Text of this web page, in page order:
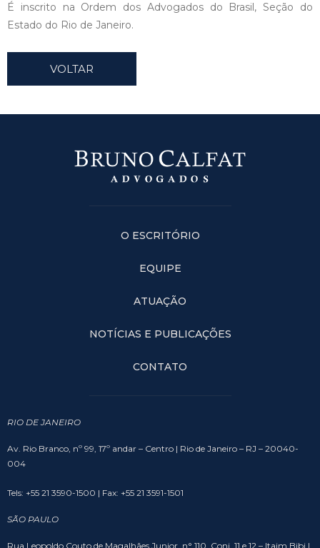
É inscrito na Ordem dos Advogados do Brasil, Seção do
Estado do Rio de Janeiro.
VOLTAR
O ESCRITÓRIO
EQUIPE
ATUAÇÃO
NOTÍCIAS E PUBLICAÇÕES
CONTATO
RIO DE JANEIRO
Av. Rio Branco, nº 99, 17º andar – Centro | Rio de Janeiro – RJ – 20040-
004
Tels: +55 21 3590-1500 | Fax: +55 21 3591-1501
SÃO PAULO
Rua Leopoldo Couto de Magalhães Junior, n° 110, Conj. 11 e 12 – Itaim Bibi |